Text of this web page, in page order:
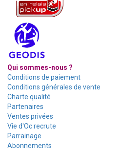
Qui sommes-nous ?
Conditions de paiement
Conditions générales de vente
Charte qualité
Partenaires
Ventes privées
Vie d'Oc recrute
Parrainage
Abonnements